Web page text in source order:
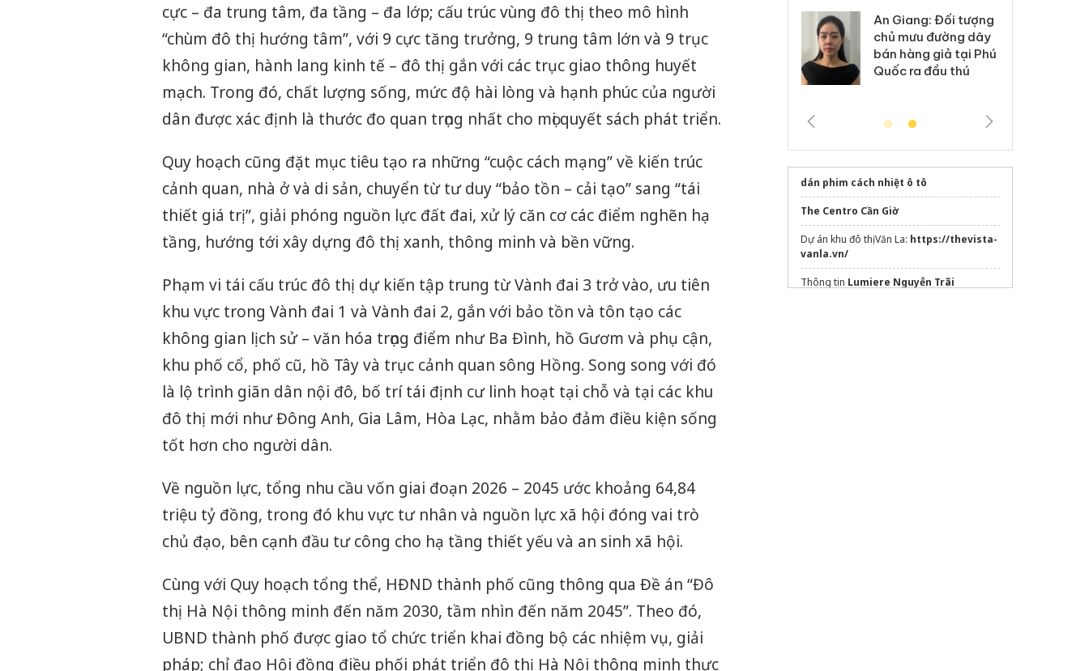
cực – đa trung tâm, đa tầng – đa lớp; cấu trúc vùng đô thị theo mô hình
“chùm đô thị hướng tâm”, với 9 cực tăng trưởng, 9 trung tâm lớn và 9 trục
không gian, hành lang kinh tế – đô thị gắn với các trục giao thông huyết
mạch. Trong đó, chất lượng sống, mức độ hài lòng và hạnh phúc của người
dân được xác định là thước đo quan trọng nhất cho mọi quyết sách phát triển.
Quy hoạch cũng đặt mục tiêu tạo ra những “cuộc cách mạng” về kiến trúc
cảnh quan, nhà ở và di sản, chuyển từ tư duy “bảo tồn – cải tạo” sang “tái
thiết giá trị”, giải phóng nguồn lực đất đai, xử lý căn cơ các điểm nghẽn hạ
tầng, hướng tới xây dựng đô thị xanh, thông minh và bền vững.
Phạm vi tái cấu trúc đô thị dự kiến tập trung từ Vành đai 3 trở vào, ưu tiên
khu vực trong Vành đai 1 và Vành đai 2, gắn với bảo tồn và tôn tạo các
không gian lịch sử – văn hóa trọng điểm như Ba Đình, hồ Gươm và phụ cận,
khu phố cổ, phố cũ, hồ Tây và trục cảnh quan sông Hồng. Song song với đó
là lộ trình giãn dân nội đô, bố trí tái định cư linh hoạt tại chỗ và tại các khu
đô thị mới như Đông Anh, Gia Lâm, Hòa Lạc, nhằm bảo đảm điều kiện sống
tốt hơn cho người dân.
Về nguồn lực, tổng nhu cầu vốn giai đoạn 2026 – 2045 ước khoảng 64,84
triệu tỷ đồng, trong đó khu vực tư nhân và nguồn lực xã hội đóng vai trò
chủ đạo, bên cạnh đầu tư công cho hạ tầng thiết yếu và an sinh xã hội.
Cùng với Quy hoạch tổng thể, HĐND thành phố cũng thông qua Đề án “Đô
thị Hà Nội thông minh đến năm 2030, tầm nhìn đến năm 2045”. Theo đó,
UBND thành phố được giao tổ chức triển khai đồng bộ các nhiệm vụ, giải
pháp; chỉ đạo Hội đồng điều phối phát triển đô thị Hà Nội thông minh thực
An Giang: Đối tượng
chủ mưu đường dây
bán hàng giả tại Phú
Quốc ra đầu thú
Cà Mau: Tiêu hủy
công khai hàng ngàn
sản phẩm nhập lậu,
bảo vệ môi trường
kinh doanh
An Giang: Đối tượng
chủ mưu đường dây
bán hàng giả tại Phú
Quốc ra đầu thú
Cà Mau: Tiêu hủy
công khai hàng ngàn
sản phẩm nhập lậu,
bảo vệ môi trường
dán phim cách nhiệt ô tô
The Centro Cần Giờ
Dự án khu đô thị Văn La: https://thevista-
vanla.vn/
Thông tin Lumiere Nguyễn Trãi